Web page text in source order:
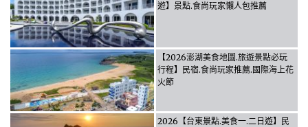
遊】景點.食尚玩家懶人包推薦
【2026澎湖美食地圖.旅遊景點必玩
行程】民宿.食尚玩家推薦.國際海上花
火節
2026【台東景點.美食一.二日遊】民